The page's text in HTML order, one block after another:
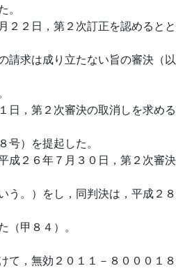
。
２２日，第２次訂正を認めるとと
請求は成り立たない旨の審決（以
日，第２次審決の取消しを求める
号）を提起した。
成２６年７月３０日，第２次審決
う。）をし，同判決は，平成２８
（甲８４）。
て，無効２０１１－８０００１８